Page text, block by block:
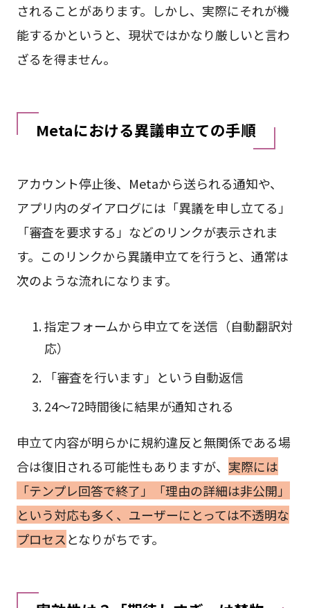
されることがあります。しかし、実際にそれが機
能するかというと、現状ではかなり厳しいと言わ
ざるを得ません。
Metaにおける異議申立ての手順
アカウント停止後、Metaから送られる通知や、
アプリ内のダイアログには「異議を申し立てる」
「審査を要求する」などのリンクが表示されま
す。このリンクから異議申立てを行うと、通常は
次のような流れになります。
指定フォームから申立てを送信（自動翻訳対
応）
「審査を行います」という自動返信
24〜72時間後に結果が通知される
申立て内容が明らかに規約違反と無関係である場
合は復旧される可能性もありますが、 実際には
「テンプレ回答で終了」「理由の詳細は非公開」
という対応も多く、ユーザーにとっては不透明な
プロセスとなりがちです。